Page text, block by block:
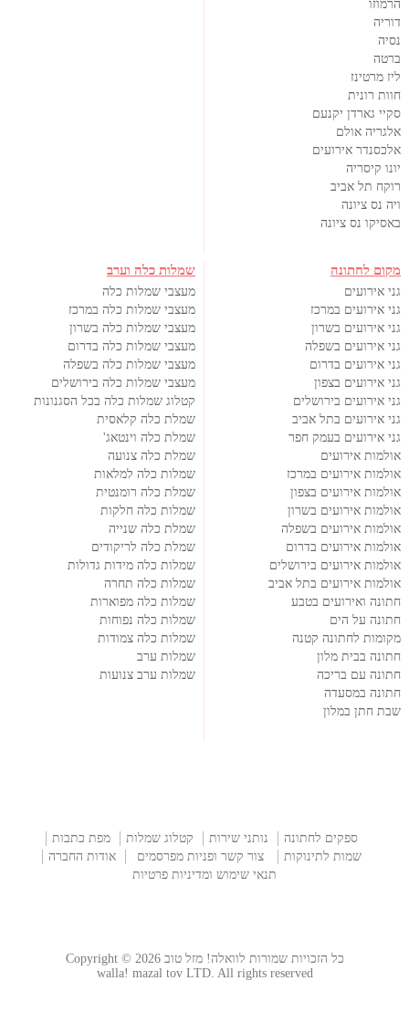
הרמוזו
דוריה
נסיה
ברטה
ליז מרטינז
חוות רונית
סקיי גארדן יקנעם
אלגריה אולם
אלכסנדר אירועים
יונו קיסריה
רוקח תל אביב
ויה נס ציונה
באסיקו נס ציונה
מקום לחתונה
גני אירועים
גני אירועים במרכז
גני אירועים בשרון
גני אירועים בשפלה
גני אירועים בדרום
גני אירועים בצפון
גני אירועים בירושלים
גני אירועים בתל אביב
גני אירועים בעמק חפר
אולמות אירועים
אולמות אירועים במרכז
אולמות אירועים בצפון
אולמות אירועים בשרון
אולמות אירועים בשפלה
אולמות אירועים בדרום
אולמות אירועים בירושלים
אולמות אירועים בתל אביב
חתונה ואירועים בטבע
חתונה על הים
מקומות לחתונה קטנה
חתונה בבית מלון
חתונה עם בריכה
חתונה במסעדה
שבת חתן במלון
שמלות כלה וערב
מעצבי שמלות כלה
מעצבי שמלות כלה במרכז
מעצבי שמלות כלה בשרון
מעצבי שמלות כלה בדרום
מעצבי שמלות כלה בשפלה
מעצבי שמלות כלה בירושלים
קטלוג שמלות כלה בכל הסגנונות
שמלת כלה קלאסית
שמלת כלה וינטאג'
שמלת כלה צנועה
שמלות כלה למלאות
שמלת כלה רומנטית
שמלות כלה חלקות
שמלת כלה שנייה
שמלת כלה לריקודים
שמלות כלה מידות גדולות
שמלות כלה תחרה
שמלות כלה מפוארות
שמלות כלה נפוחות
שמלות כלה צמודות
שמלות ערב
שמלות ערב צנועות
ספקים לחתונה נותני שירות קטלוג שמלות
מפת כתבות
שמות לתינוקות
צור קשר ופניות מפרסמים
אודות החברה
תנאי שימוש ומדיניות פרטיות
כל הזכויות שמורות לוואלה! מזל טוב Copyright © 2026
walla! mazal tov LTD. All rights reserved